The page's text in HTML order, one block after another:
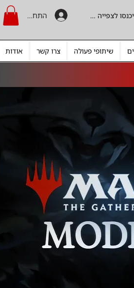
התחברות היכנסו לצפייה בקרדיט
שיתופי פעולה צרו קשר אודות